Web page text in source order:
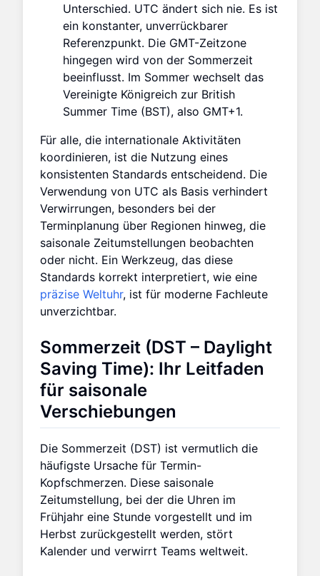
Unterschied. UTC ändert sich nie. Es ist
ein konstanter, unverrückbarer
Referenzpunkt. Die GMT-Zeitzone
hingegen wird von der Sommerzeit
beeinflusst. Im Sommer wechselt das
Vereinigte Königreich zur British
Summer Time (BST), also GMT+1.
Für alle, die internationale Aktivitäten
koordinieren, ist die Nutzung eines
konsistenten Standards entscheidend. Die
Verwendung von UTC als Basis verhindert
Verwirrungen, besonders bei der
Terminplanung über Regionen hinweg, die
saisonale Zeitumstellungen beobachten
oder nicht. Ein Werkzeug, das diese
Standards korrekt interpretiert, wie eine
präzise Weltuhr, ist für moderne Fachleute
unverzichtbar.
Sommerzeit (DST – Daylight
Saving Time): Ihr Leitfaden
für saisonale
Verschiebungen
Die Sommerzeit (DST) ist vermutlich die
häufigste Ursache für Termin-
Kopfschmerzen. Diese saisonale
Zeitumstellung, bei der die Uhren im
Frühjahr eine Stunde vorgestellt und im
Herbst zurückgestellt werden, stört
Kalender und verwirrt Teams weltweit.